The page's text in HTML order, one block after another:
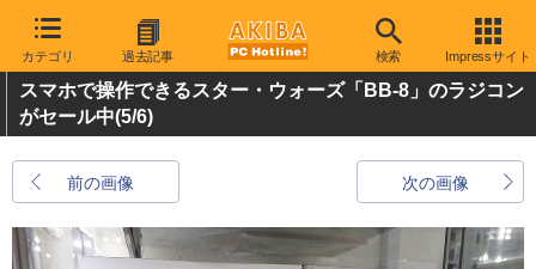
カテゴリ 過去記事 検索 Impressサイト
スマホで操作できるスター・ウォーズ「BB-8」のラジコン
がセール中(5/6)
前の画像 次の画像